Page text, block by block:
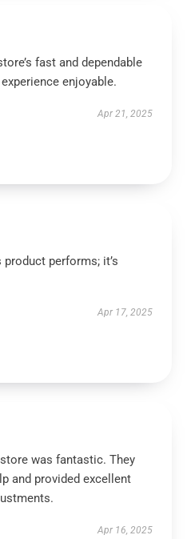
fast and dependable
enjoyable.
Apr 21, 2025
performs; it’s
Apr 17, 2025
was fantastic. They
and provided excellent
Apr 16, 2025